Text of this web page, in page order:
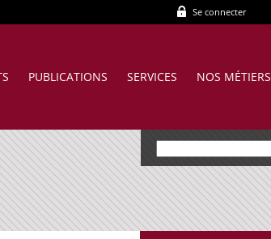
Se connecter
PUBLICATIONS SERVICES NOS MÉTIERS